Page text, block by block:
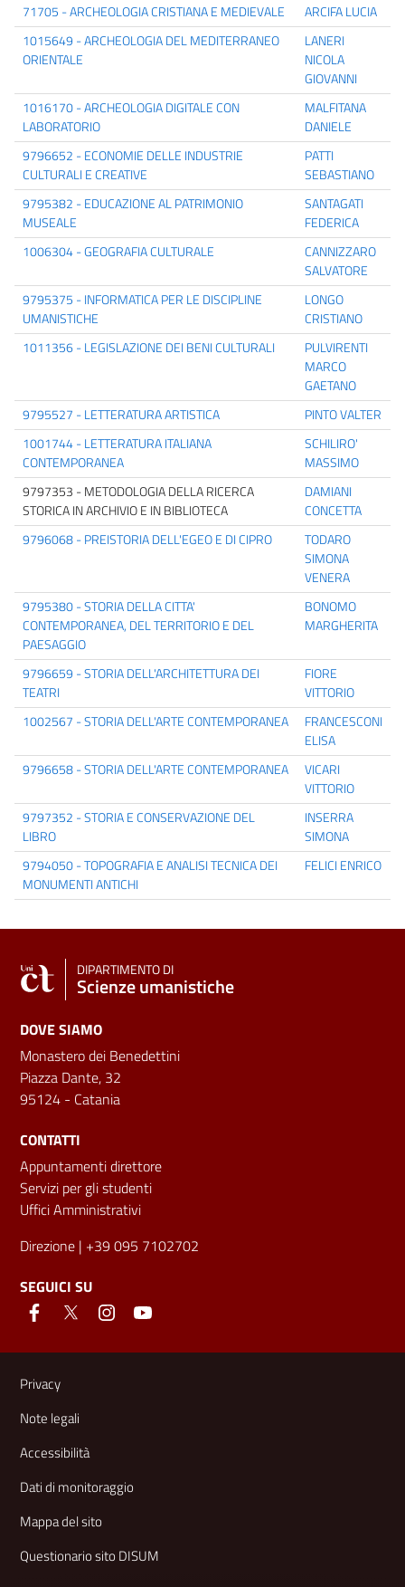
71705 - ARCHEOLOGIA CRISTIANA E MEDIEVALE
ARCIFA LUCIA
1015649 - ARCHEOLOGIA DEL MEDITERRANEO
ORIENTALE
LANERI
NICOLA
GIOVANNI
1016170 - ARCHEOLOGIA DIGITALE CON
LABORATORIO
MALFITANA
DANIELE
9796652 - ECONOMIE DELLE INDUSTRIE
CULTURALI E CREATIVE
PATTI
SEBASTIANO
9795382 - EDUCAZIONE AL PATRIMONIO
MUSEALE
SANTAGATI
FEDERICA
1006304 - GEOGRAFIA CULTURALE
CANNIZZARO
SALVATORE
9795375 - INFORMATICA PER LE DISCIPLINE
UMANISTICHE
LONGO
CRISTIANO
1011356 - LEGISLAZIONE DEI BENI CULTURALI
PULVIRENTI
MARCO
GAETANO
9795527 - LETTERATURA ARTISTICA
PINTO VALTER
1001744 - LETTERATURA ITALIANA
CONTEMPORANEA
SCHILIRO'
MASSIMO
9797353 - METODOLOGIA DELLA RICERCA
STORICA IN ARCHIVIO E IN BIBLIOTECA
DAMIANI
CONCETTA
9796068 - PREISTORIA DELL'EGEO E DI CIPRO
TODARO
SIMONA
VENERA
9795380 - STORIA DELLA CITTA'
CONTEMPORANEA, DEL TERRITORIO E DEL
PAESAGGIO
BONOMO
MARGHERITA
9796659 - STORIA DELL'ARCHITETTURA DEI
TEATRI
FIORE
VITTORIO
1002567 - STORIA DELL'ARTE CONTEMPORANEA
FRANCESCONI
ELISA
9796658 - STORIA DELL'ARTE CONTEMPORANEA
VICARI
VITTORIO
9797352 - STORIA E CONSERVAZIONE DEL
LIBRO
INSERRA
SIMONA
9794050 - TOPOGRAFIA E ANALISI TECNICA DEI
MONUMENTI ANTICHI
FELICI ENRICO
DIPARTIMENTO DI
Scienze umanistiche
DOVE SIAMO
Monastero dei Benedettini
Piazza Dante, 32
95124 - Catania
CONTATTI
Appuntamenti direttore
Servizi per gli studenti
Uffici Amministrativi
Direzione | +39 095 7102702
SEGUICI SU
Link e informazioni utili
Privacy
Note legali
Accessibilità
Dati di monitoraggio
Mappa del sito
Questionario sito DISUM